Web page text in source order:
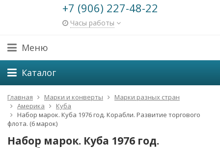
+7 (906) 227-48-22
Часы работы
Меню
Каталог
Главная Марки и конверты
Марки разных стран
Америка
Куба
Набор марок. Куба 1976 год. Корабли. Развитие торгового
флота. (6 марок)
Набор марок. Куба 1976 год.